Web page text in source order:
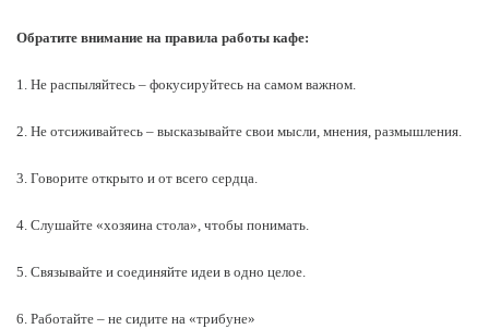
Обратите внимание на правила работы кафе:
1. Не распыляйтесь – фокусируйтесь на самом важном.
2. Не отсиживайтесь – высказывайте свои мысли, мнения, размышления.
3. Говорите открыто и от всего сердца.
4. Слушайте «хозяина стола», чтобы понимать.
5. Связывайте и соединяйте идеи в одно целое.
6. Работайте – не сидите на «трибуне»